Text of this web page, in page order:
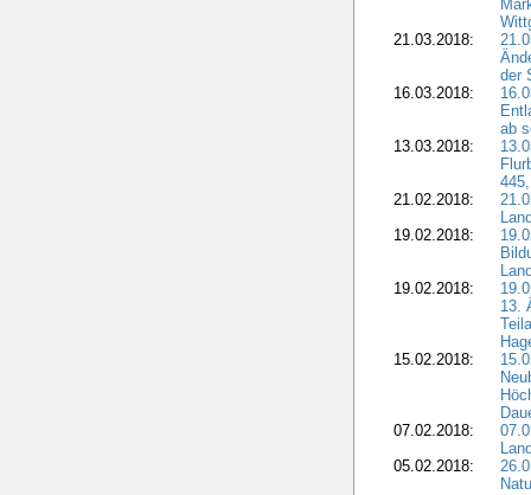
21.03.2018:
der
16.03.2018:
ab
13.03.2018:
21.02.2018:
19.02.2018:
19.02.2018:
13.
15.02.2018:
07.02.2018:
05.02.2018: